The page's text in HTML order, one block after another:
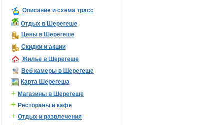
Описание и схема трасс
Отдых в Шерегеше
Цены в Шерегеше
Скидки и акции
Жилье в Шерегеше
Веб камеры в Шерегеше
Карта Шерегеша
+ Магазины в Шерегеше
+ Рестораны и кафе
+ Отдых и развлечения